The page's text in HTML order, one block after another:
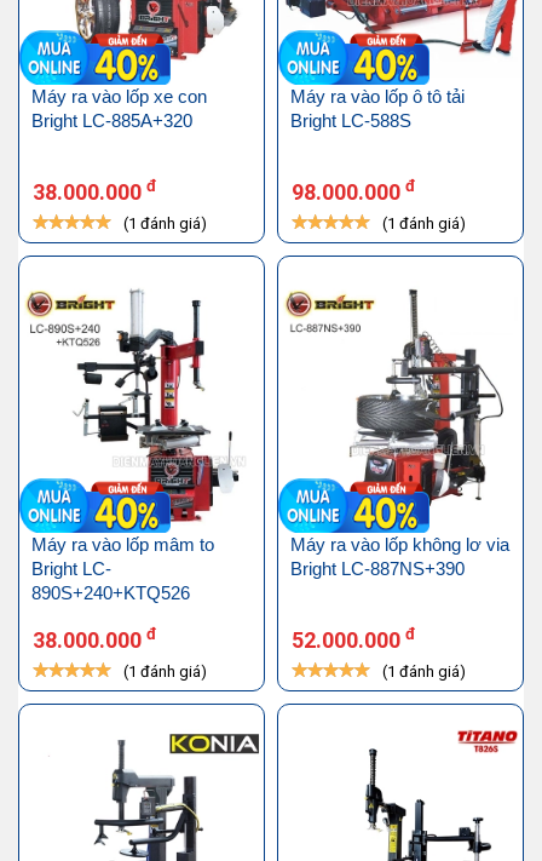
Máy ra vào lốp xe con
Bright LC-885A+320
38.000.000 đ
(1 đánh giá)
Máy ra vào lốp ô tô tải
Bright LC-588S
98.000.000 đ
(1 đánh giá)
Máy ra vào lốp mâm to
Bright LC-
890S+240+KTQ526
38.000.000 đ
(1 đánh giá)
Máy ra vào lốp không lơ via
Bright LC-887NS+390
52.000.000 đ
(1 đánh giá)